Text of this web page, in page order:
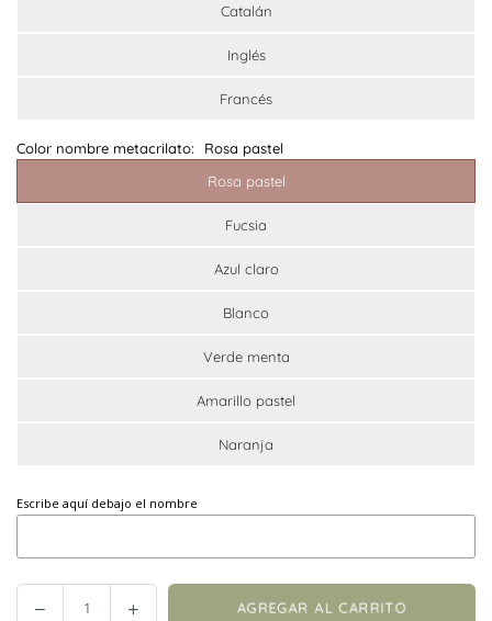
Catalán
Inglés
Francés
Color nombre metacrilato:
Rosa pastel
Rosa pastel
Fucsia
Azul claro
Blanco
Verde menta
Amarillo pastel
Naranja
Escribe aquí debajo el nombre
Reducir
Incrementar
AGREGAR AL CARRITO